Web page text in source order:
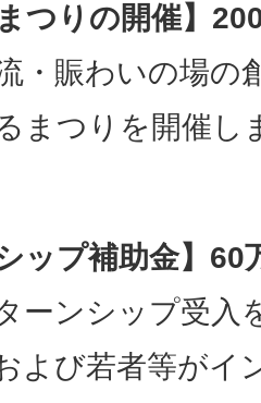
つりの開催】
・賑わいの場の
まつりを開催し
ップ補助金】60
ーンシップ受入
よび若者等がイ